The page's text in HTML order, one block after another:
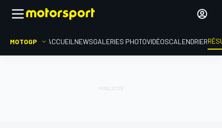
MOTOGP ACCUEIL NEWSGALERIES PHOTOVIDÉOSCALENDRIER